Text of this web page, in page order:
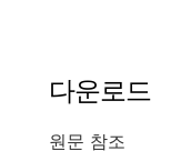
다운로드
원문 참조